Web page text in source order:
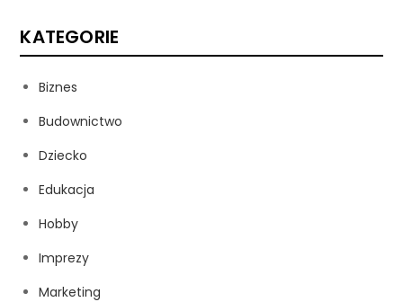
KATEGORIE
Biznes
Budownictwo
Dziecko
Edukacja
Hobby
Imprezy
Marketing